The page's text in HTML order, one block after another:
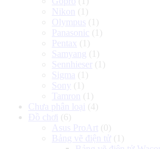
Nikon
(1)
Olympus (1)
Panasonic (1)
Pentax (1)
Samyang (1)
Sennhieser
(1)
Sigma (1)
Sony (1)
Tamron
(1)
Chưa phân loại (4)
Đồ chơi (6)
Asus ProArt (0)
Bảng vẽ điện tử (1)